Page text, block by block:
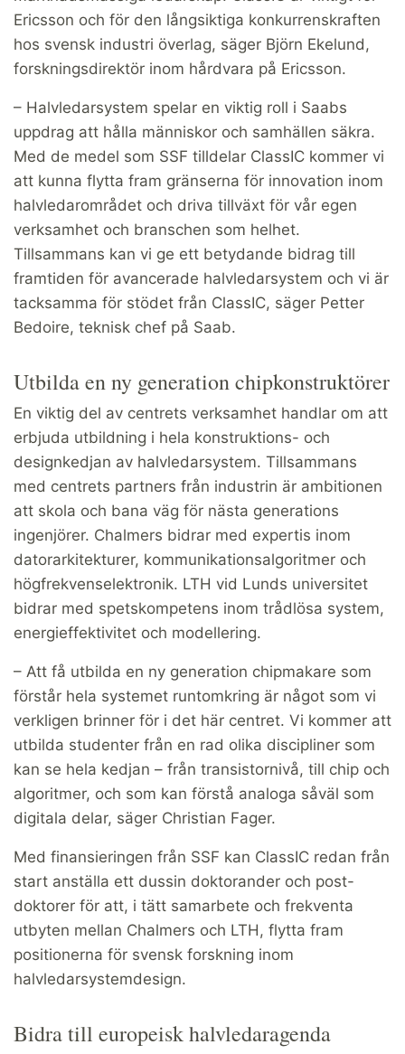
Ericsson och för den långsiktiga konkurrenskraften
hos svensk industri överlag, säger Björn Ekelund,
forskningsdirektör inom hårdvara på Ericsson.
– Halvledarsystem spelar en viktig roll i Saabs
uppdrag att hålla människor och samhällen säkra.
Med de medel som SSF tilldelar ClassIC kommer vi
att kunna flytta fram gränserna för innovation inom
halvledarområdet och driva tillväxt för vår egen
verksamhet och branschen som helhet.
Tillsammans kan vi ge ett betydande bidrag till
framtiden för avancerade halvledarsystem och vi är
tacksamma för stödet från ClassIC, säger Petter
Bedoire, teknisk chef på Saab.
Utbilda en ny generation chipkonstruktörer
En viktig del av centrets verksamhet handlar om att
erbjuda utbildning i hela konstruktions- och
designkedjan av halvledarsystem. Tillsammans
med centrets partners från industrin är ambitionen
att skola och bana väg för nästa generations
ingenjörer. Chalmers bidrar med expertis inom
datorarkitekturer, kommunikationsalgoritmer och
högfrekvenselektronik. LTH vid Lunds universitet
bidrar med spetskompetens inom trådlösa system,
energieffektivitet och modellering.
– Att få utbilda en ny generation chipmakare som
förstår hela systemet runtomkring är något som vi
verkligen brinner för i det här centret. Vi kommer att
utbilda studenter från en rad olika discipliner som
kan se hela kedjan – från transistornivå, till chip och
algoritmer, och som kan förstå analoga såväl som
digitala delar, säger Christian Fager.
Med finansieringen från SSF kan ClassIC redan från
start anställa ett dussin doktorander och post-
doktorer för att, i tätt samarbete och frekventa
utbyten mellan Chalmers och LTH, flytta fram
positionerna för svensk forskning inom
halvledarsystemdesign.
Bidra till europeisk halvledaragenda